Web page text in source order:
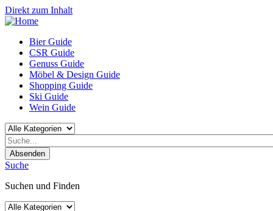
Direkt zum Inhalt
Bier Guide
CSR Guide
Genuss Guide
Möbel & Design Guide
Shopping Guide
Ski Guide
Wein Guide
Absenden
Suche
Suchen und Finden